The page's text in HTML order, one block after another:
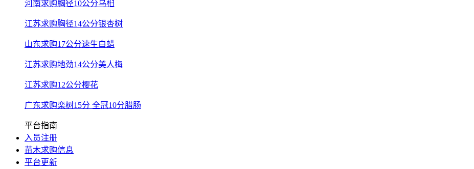
河南求购胸径10公分乌桕
江苏求购胸径14公分银杏树
山东求购17公分速生白蜡
江苏求购地劲14公分美人梅
江苏求购12公分樱花
广东求购栾树15分 全冠10分腊肠
平台指南
入员注册
苗木求购信息
平台更新